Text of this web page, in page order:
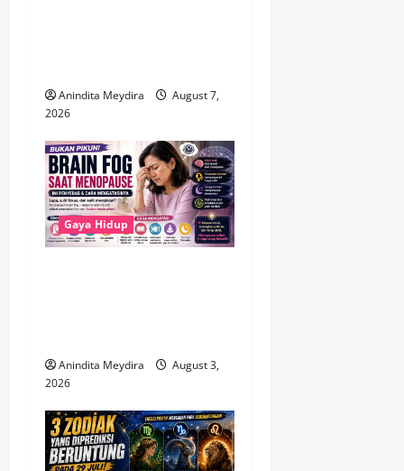
nAnindita Meydira
August 7,
2026
Gaya Hidup
Anindita Meydira
August 3,
2026